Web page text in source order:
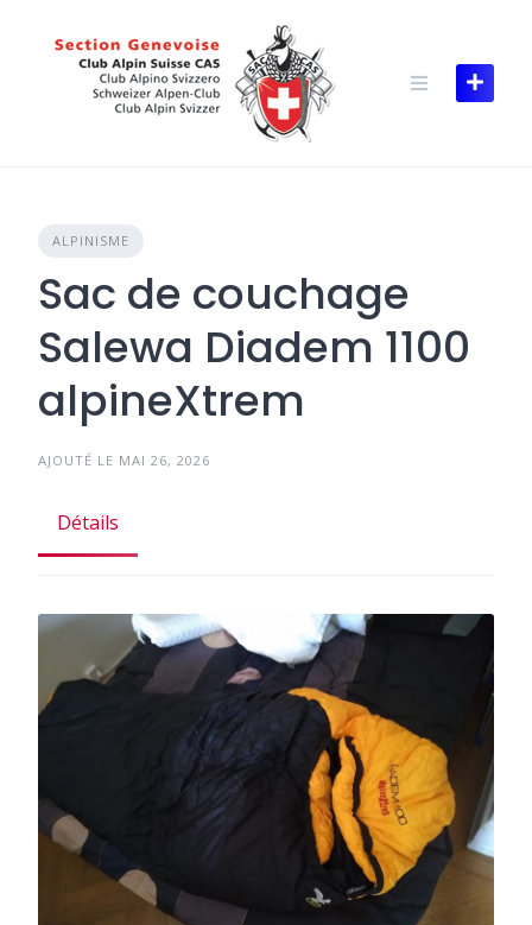
ALPINISME
Sac de couchage
Salewa Diadem 1100
alpineXtrem
AJOUTÉ LE MAI 26, 2026
Détails